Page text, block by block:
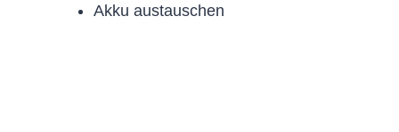
Akku austauschen